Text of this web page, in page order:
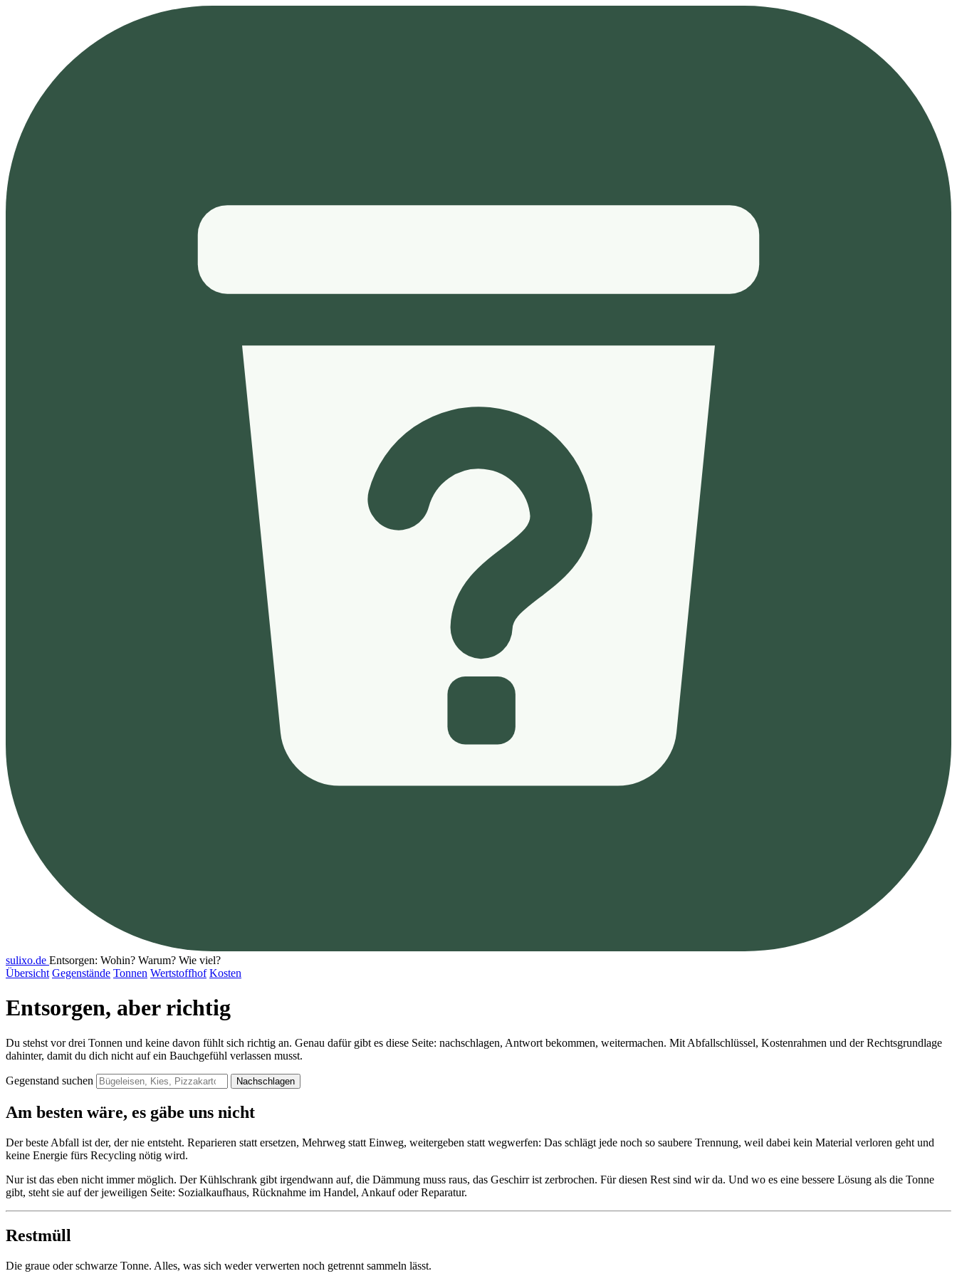
sulixo.de Entsorgen: Wohin? Warum? Wie viel?
Übersicht Gegenstände Tonnen Wertstoffhof Kosten
Entsorgen, aber richtig
Du stehst vor drei Tonnen und keine davon fühlt sich richtig an. Genau dafür gibt es diese Seite: nachschlagen, Antwort bekommen, weitermachen. Mit Abfallschlüssel, Kostenrahmen und der Rechtsgrundlage
dahinter, damit du dich nicht auf ein Bauchgefühl verlassen musst.
Gegenstand suchen Nachschlagen
Am besten wäre, es gäbe uns nicht
Der beste Abfall ist der, der nie entsteht. Reparieren statt ersetzen, Mehrweg statt Einweg, weitergeben statt wegwerfen: Das schlägt jede noch so saubere Trennung, weil dabei kein Material verloren geht und
keine Energie fürs Recycling nötig wird.
Nur ist das eben nicht immer möglich. Der Kühlschrank gibt irgendwann auf, die Dämmung muss raus, das Geschirr ist zerbrochen. Für diesen Rest sind wir da. Und wo es eine bessere Lösung als die Tonne
gibt, steht sie auf der jeweiligen Seite: Sozialkaufhaus, Rücknahme im Handel, Ankauf oder Reparatur.
Restmüll
Die graue oder schwarze Tonne. Alles, was sich weder verwerten noch getrennt sammeln lässt.